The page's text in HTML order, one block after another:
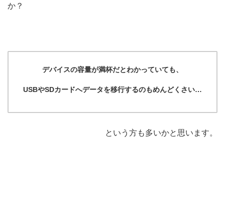
か？
デバイスの容量が満杯だとわかっていても、
USBやSDカードへデータを移行するのもめんどくさい…
という方も多いかと思います。